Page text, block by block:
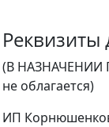
Реквизиты
(В НАЗНАЧЕНИИ
не облагается)
ИП